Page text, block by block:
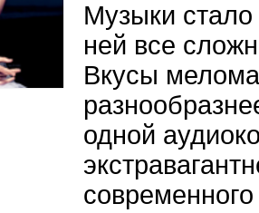
Музыки
ней все
Вкусы
одной